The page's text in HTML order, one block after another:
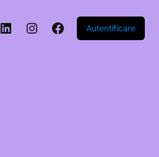
LinkedInInstagram
Facebook
Autentificare